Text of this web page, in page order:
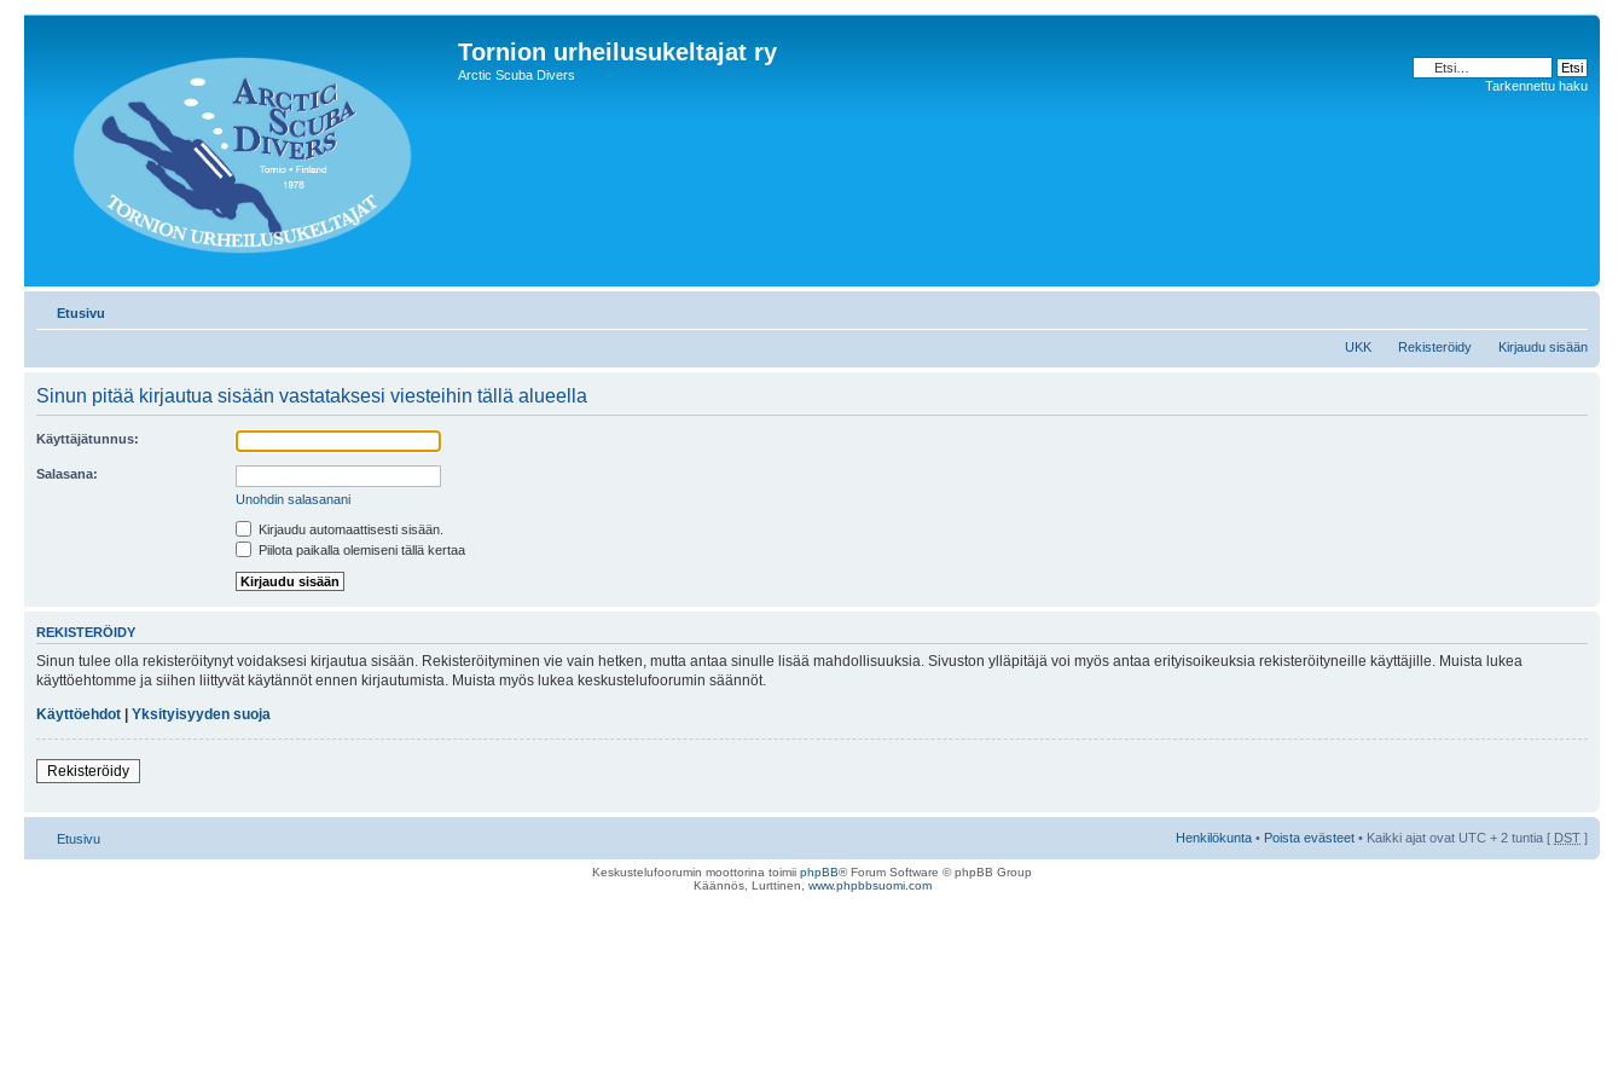
Tornion urheilusukeltajat ry
Arctic Scuba Divers
Tarkennettu haku
Etusivu
UKK Rekisteröidy Kirjaudu sisään
Sinun pitää kirjautua sisään vastataksesi viesteihin tällä alueella
Käyttäjätunnus:
Salasana:
Unohdin salasanani
Kirjaudu automaattisesti sisään.
Piilota paikalla olemiseni tällä kertaa
REKISTERÖIDY
Sinun tulee olla rekisteröitynyt voidaksesi kirjautua sisään. Rekisteröityminen vie vain hetken, mutta antaa sinulle lisää mahdollisuuksia. Sivuston ylläpitäjä voi myös antaa erityisoikeuksia rekisteröityneille käyttäjille. Muista lukea
käyttöehtomme ja siihen liittyvät käytännöt ennen kirjautumista. Muista myös lukea keskustelufoorumin säännöt.
Käyttöehdot | Yksityisyyden suoja
Rekisteröidy
Etusivu Henkilökunta • Poista evästeet • Kaikki ajat ovat UTC + 2 tuntia [ DST ]
Keskustelufoorumin moottorina toimii phpBB® Forum Software © phpBB Group
Käännös, Lurttinen, www.phpbbsuomi.com